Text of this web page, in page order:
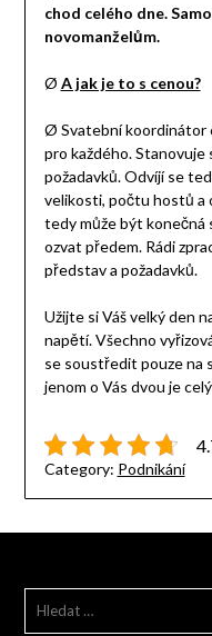
chod celého dne.
novomanželům.
Ø A jak je to s cenou?
Ø Svatební koordinátor
pro každého. Stanovuje
požadavků. Odvíjí se
velikosti, počtu hostů a
tedy může být konečná
ozvat předem. Rádi
představ a požadavků.
Užijte si Váš velký den
napětí. Všechno
se soustředit pouze na
jenom o Vás dvou je
Category: Podnikání